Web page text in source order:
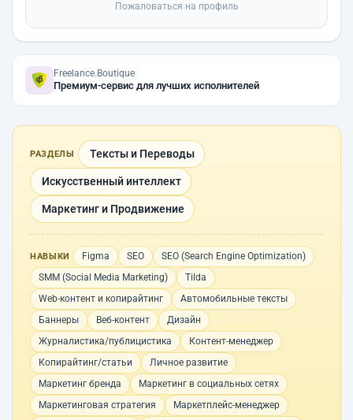
Пожаловаться на профиль
Freelance.Boutique
Премиум-сервис для лучших исполнителей
РАЗДЕЛЫ Тексты и Переводы
Искусственный интеллект
Маркетинг и Продвижение
НАВЫКИ Figma SEO
SEO (Search Engine Optimization)
SMM (Social Media Marketing)
Tilda
Web-контент и копирайтинг
Автомобильные тексты
Баннеры
Веб-контент
Дизайн
Журналистика/публицистика
Контент-менеджер
Копирайтинг/статьи
Личное развитие
Маркетинг бренда
Маркетинг в социальных сетях
Маркетинговая стратегия
Маркетплейс-менеджер